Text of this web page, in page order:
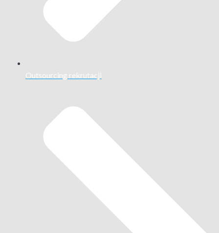
Outsourcing rekrutacji